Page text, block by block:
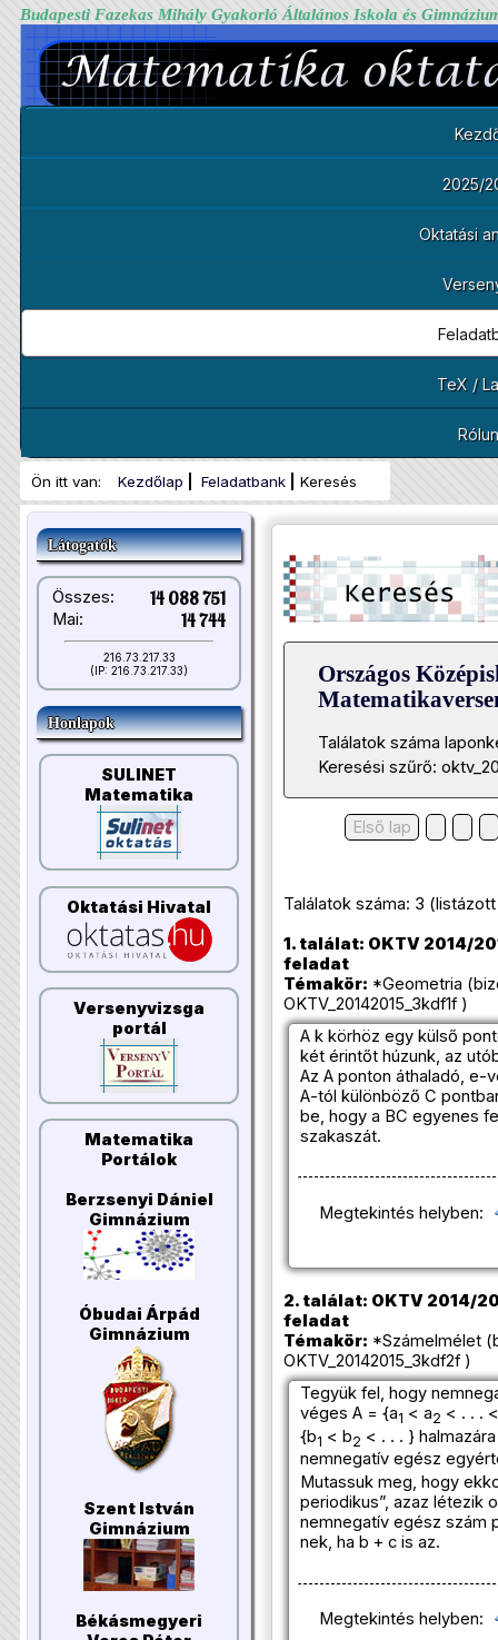
Budapesti Fazekas Mihály Gyakorló Általános Iskola és
2025/
Oktatási
TeX /
Ön itt van: Kezdőlap Feladatbank Keresés
Látogatók
Összes: 14 088 751
Mai: 14 744
216.73.217.33
(IP: 216.73.217.33)
Honlapok
SULINET
Matematika
Oktatási Hivatal
Versenyvizsga
portál
Matematika
Portálok
Berzsenyi Dániel
Gimnázium
Óbudai Árpád
Gimnázium
Szent István
Gimnázium
Békásmegyeri
Országos
Találatok száma
Keresési szűrő:
Első lap
Találatok száma: 3
1. találat: OKTV 2014/
feladat
Témakör: *Geometria
OKTV_20142015_3kdf1f )
A k körhöz egy külső
két érintőt húzunk, az
Az A ponton áthaladó, e-
A-tól különböző C
be, hogy a BC egyenes
szakaszát.
Megtekintés helyben:
2. találat: OKTV 2014/
feladat
Témakör: *Számelmélet
OKTV_20142015_3kdf2f )
Tegyük fel, hogy
véges A = {a1 < a2 < . . .
{b1 < b2 < . . . }
nemnegatív egész
Mutassuk meg, hogy
periodikus”, azaz létezik
nemnegatív egész szám
nek, ha b + c is az.
Megtekintés helyben: